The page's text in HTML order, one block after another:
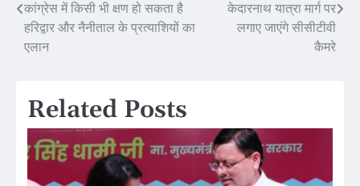
Post
navigation
कांग्रेस में किसी भी क्षण हो सकता है
हरिद्वार और नैनीताल के प्रत्याशियों का
एलान
केदारनाथ यात्रा मार्ग पर
लगाए जाएंगे सीसीटीवी
कैमरे
Related Posts